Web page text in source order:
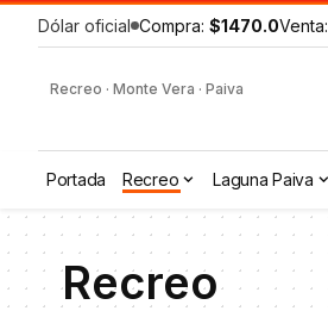
Dólar oficial Compra: $1470.0Venta:
Recreo · Monte Vera · Paiva
Portada Recreo Laguna Paiva
Recreo